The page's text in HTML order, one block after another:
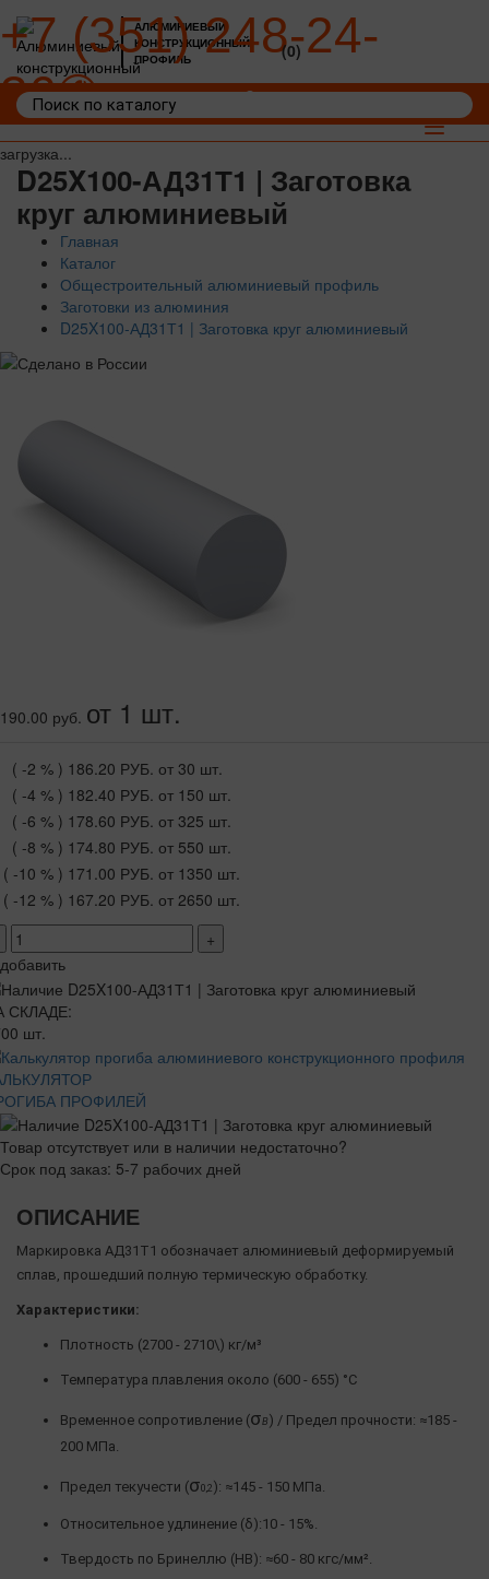
загрузка...
АЛЮМИНИЕВЫЙ
КОНСТРУКЦИОННЫЙ
ПРОФИЛЬ
+7 (351) 248-24-
36
(0)
Toggle
D25X100-АД31Т1 | Заготовка
круг алюминиевый
Главная
Каталог
Общестроительный алюминиевый профиль
Заготовки из алюминия
D25X100-АД31Т1 | Заготовка круг алюминиевый
190.00 руб. от 1 шт.
( -2 % ) 186.20 РУБ. от 30 шт.
( -4 % ) 182.40 РУБ. от 150 шт.
( -6 % ) 178.60 РУБ. от 325 шт.
( -8 % ) 174.80 РУБ. от 550 шт.
( -10 % ) 171.00 РУБ. от 1350 шт.
( -12 % ) 167.20 РУБ. от 2650 шт.
+
добавить
СКЛАДЕ:
шт.
ПРОФИЛЕЙ
Товар отсутствует или в наличии недостаточно?
Срок под заказ: 5-7 рабочих дней
ОПИСАНИЕ
Маркировка АД31Т1 обозначает алюминиевый деформируемый
сплав, прошедший полную термическую обработку.
Характеристики:
Плотность (2700 - 2710\) кг/м³
Температура плавления около (600 - 655) °C
Временное сопротивление (σΒ) / Предел прочности: ≈185 -
200 МПа.
Предел текучести (σ0,2): ≈145 - 150 МПа.
Относительное удлинение (δ):10 - 15%.
Твердость по Бринеллю (HB): ≈60 - 80 кгс/мм².